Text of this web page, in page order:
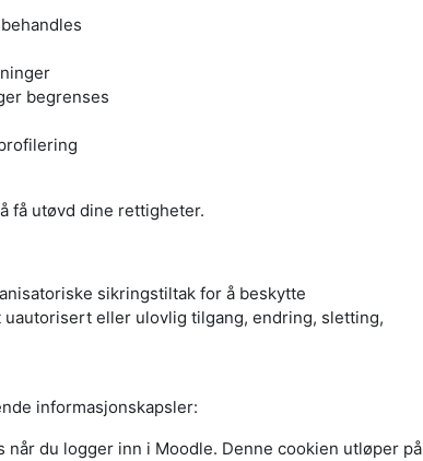
begrenses
få utøvd dine rettigheter.
sikringstiltak for å beskytte
eller ulovlig tilgang, endring, sletting,
informasjonskapsler:
du logger inn i Moodle. Denne cookien utløper på